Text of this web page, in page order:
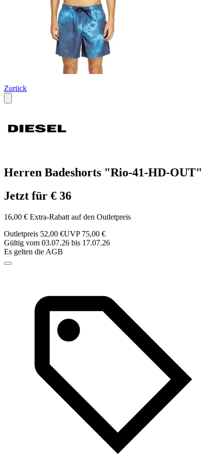
Zurück
Herren Badeshorts "Rio-41-HD-OUT"
Jetzt für € 36
16,00 € Extra-Rabatt auf den Outletpreis
Outletpreis 52,00 €UVP 75,00 €
Gültig vom 03.07.26 bis 17.07.26
Es gelten die AGB